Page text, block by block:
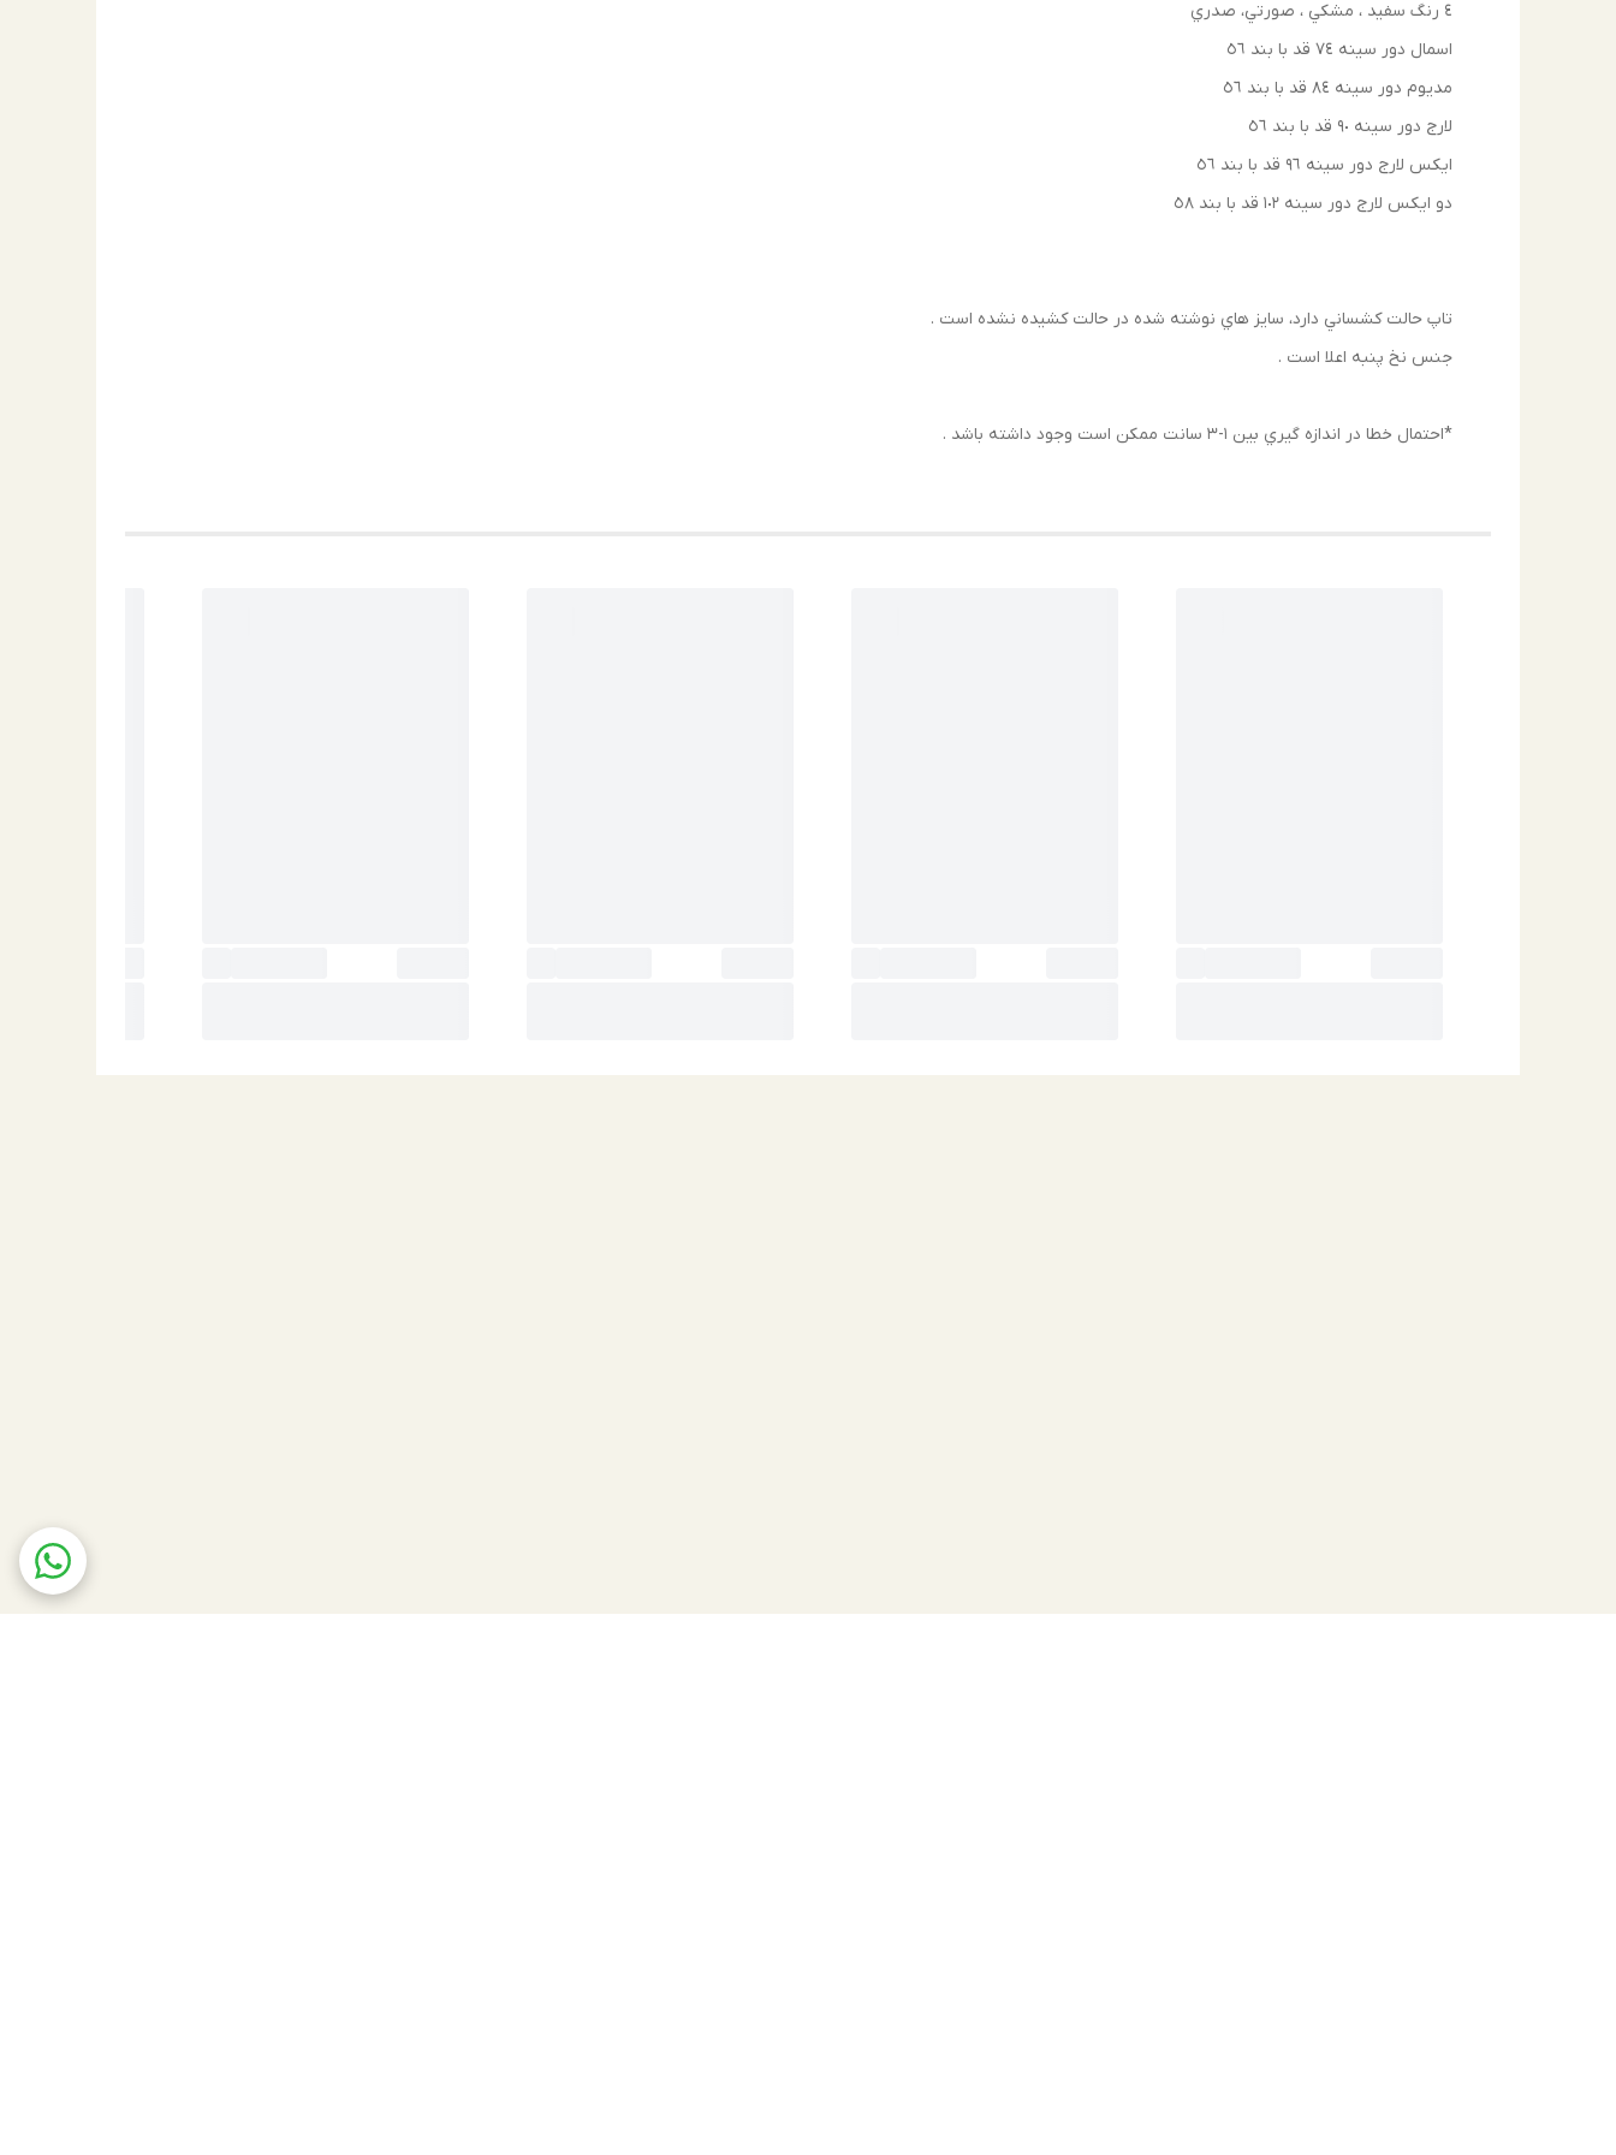
٤ رنگ سفيد ، مشكي ، صورتي، صدري
اسمال دور سينه ٧٤ قد با بند ٥٦
مديوم دور سينه ٨٤ قد با بند ٥٦
لارج دور سينه ٩٠ قد با بند ٥٦
ايكس لارج دور سينه ٩٦ قد با بند ٥٦
دو ايكس لارج دور سينه ١٠٢ قد با بند ٥٨
تاپ حالت كشساني دارد، سايز هاي نوشته شده در حالت كشيده نشده است .
جنس نخ پنبه اعلا است .
*احتمال خطا در اندازه گيري بين ١-٣ سانت ممكن است وجود داشته باشد .